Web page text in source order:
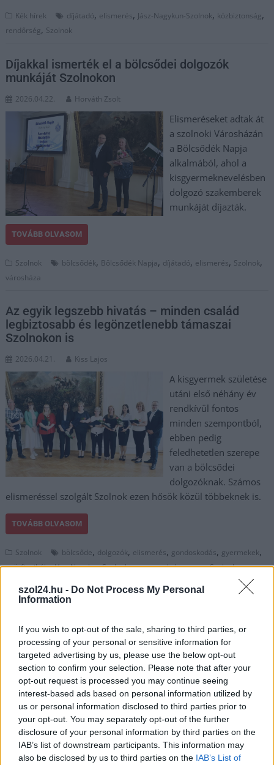
szol24.hu - Do Not Process My Personal
Information
If you wish to opt-out of the sale, sharing to third parties, or
processing of your personal or sensitive information for
targeted advertising by us, please use the below opt-out
section to confirm your selection. Please note that after your
opt-out request is processed you may continue seeing
interest-based ads based on personal information utilized by
us or personal information disclosed to third parties prior to
your opt-out. You may separately opt-out of the further
disclosure of your personal information by third parties on the
IAB’s list of downstream participants. This information may
also be disclosed by us to third parties on the IAB’s List of
Kék hírek díjátadó, elismerés, Jász-Nagykun-Szolnok, közbiztonság,
rendőrség, Szolnok
Díjakkal ismerték el a bölcsődei dolgozók
munkáját Szolnokon
2026.04.22. Horváth Zsolt
Elismeréseket adtak át
a szolnoki Városházán
a Bölcsődék Napja
alkalmából, ahol a
kisgyermeknevelésben
dolgozó szakemberek
munkáját díjazták.
TOVÁBB OLVASOM
Szolnok bölcsődék, Bölcsődék Napja, díjátadó, elismerés, Szolnok,
városháza
Az egyik legszebb hivatás – minden család
legbiztosabb és legönzetlenebb támaszai
Szolnokon is
2026.04.21. Kiss Lajos
A kisgyermek születése
utáni első néhány év
rendkívül fontos
minden szempontból,
ebben pedig
feledhetetlen szerepe
van a bölcsődei
dolgozóknak. Számos
elismeréssel szolgált Szolnok ezen hősök közül többeknek is.
TOVÁBB OLVASOM
Szolnok bölcsőde, dolgozók, elismerés, gondoskodás, gyermekek,
györfi mihály,Jász-Nagykun Szolnok megye,polgármester,Szolnok,
Jászberény
2026.04.05. szol24.hu
1849 tavaszán néhány
sorsdöntő napra
Jászberény vált a
magyar szabadságharc
politikai és katonai
szívévé, ahol Kossuth
Lajos és Görgey Artúr